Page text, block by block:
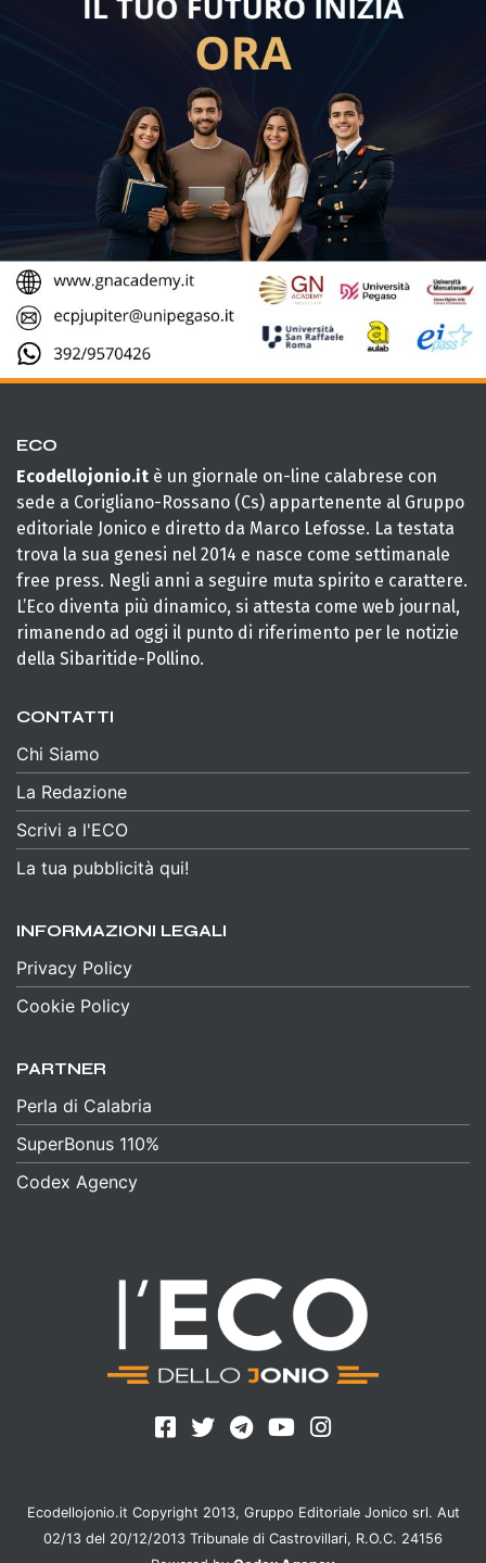
ECO
Ecodellojonio.it è un giornale on-line calabrese con
sede a Corigliano-Rossano (Cs) appartenente al Gruppo
editoriale Jonico e diretto da Marco Lefosse. La testata
trova la sua genesi nel 2014 e nasce come settimanale
free press. Negli anni a seguire muta spirito e carattere.
L’Eco diventa più dinamico, si attesta come web journal,
rimanendo ad oggi il punto di riferimento per le notizie
della Sibaritide-Pollino.
CONTATTI
Chi Siamo
La Redazione
Scrivi a l'ECO
La tua pubblicità qui!
INFORMAZIONI LEGALI
Privacy Policy
Cookie Policy
PARTNER
Perla di Calabria
SuperBonus 110%
Codex Agency
Ecodellojonio.it Copyright 2013, Gruppo Editoriale Jonico srl. Aut
02/13 del 20/12/2013 Tribunale di Castrovillari, R.O.C. 24156